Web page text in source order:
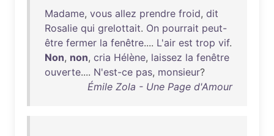
Madame, vous allez prendre froid, dit
Rosalie qui grelottait. On pourrait peut-
être fermer la fenêtre.... L'air est trop vif.
Non, non, cria Hélène, laissez la fenêtre
ouverte.... N'est-ce pas, monsieur?
Émile Zola - Une Page d'Amour